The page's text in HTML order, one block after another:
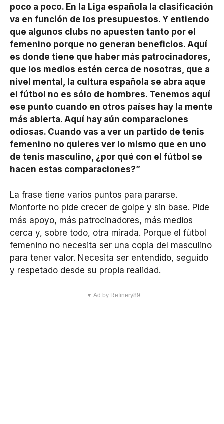
poco a poco. En la Liga española la clasificación
va en función de los presupuestos. Y entiendo
que algunos clubs no apuesten tanto por el
femenino porque no generan beneficios. Aquí
es donde tiene que haber más patrocinadores,
que los medios estén cerca de nosotras, que a
nivel mental, la cultura española se abra aque
el fútbol no es sólo de hombres. Tenemos aquí
ese punto cuando en otros países hay la mente
más abierta. Aquí hay aún comparaciones
odiosas. Cuando vas a ver un partido de tenis
femenino no quieres ver lo mismo que en uno
de tenis masculino, ¿por qué con el fútbol se
hacen estas comparaciones?”
La frase tiene varios puntos para pararse.
Monforte no pide crecer de golpe y sin base. Pide
más apoyo, más patrocinadores, más medios
cerca y, sobre todo, otra mirada. Porque el fútbol
femenino no necesita ser una copia del masculino
para tener valor. Necesita ser entendido, seguido
y respetado desde su propia realidad.
▼ Ad by Refinery89